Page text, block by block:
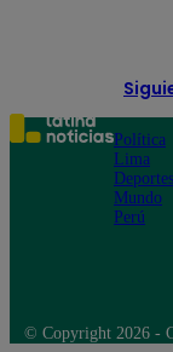
Política
Lima
Deportes
Mundo
Perú
© Copyright 2026 -